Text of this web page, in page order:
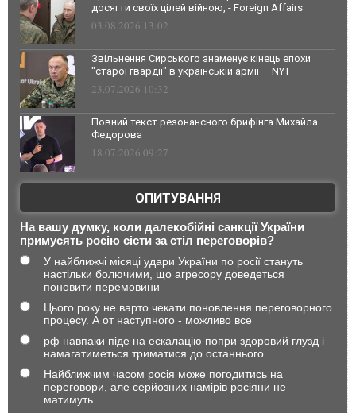
досягти своїх цілей війною, - Foreign Affairs
03.08.2026 13:02
Звільнення Сирського знаменує кінець епохи
"старої гвардії" в українській армії — NYT
23.07.2026 10:32
Повний текст резонансного брифінга Михайла
Федорова
18.07.2026 09:27
ОПИТУВАННЯ
На вашу думку, коли далекобійні санкції України
примусять росію сісти за стіл переговорів?
У найближчі місяці удари України по росії стануть
настільки болючими, що агресору доведеться
поновити перемовини
Цього року не варто чекати поновлення переговорного
процесу. А от наступного - можливо все
рф навпаки піде на ескалацію попри здоровий глузд і
намагатиметься триматися до останнього
Найближчим часом росія може погодитись на
переговори, але серйозних намірів росіяни не
матимуть